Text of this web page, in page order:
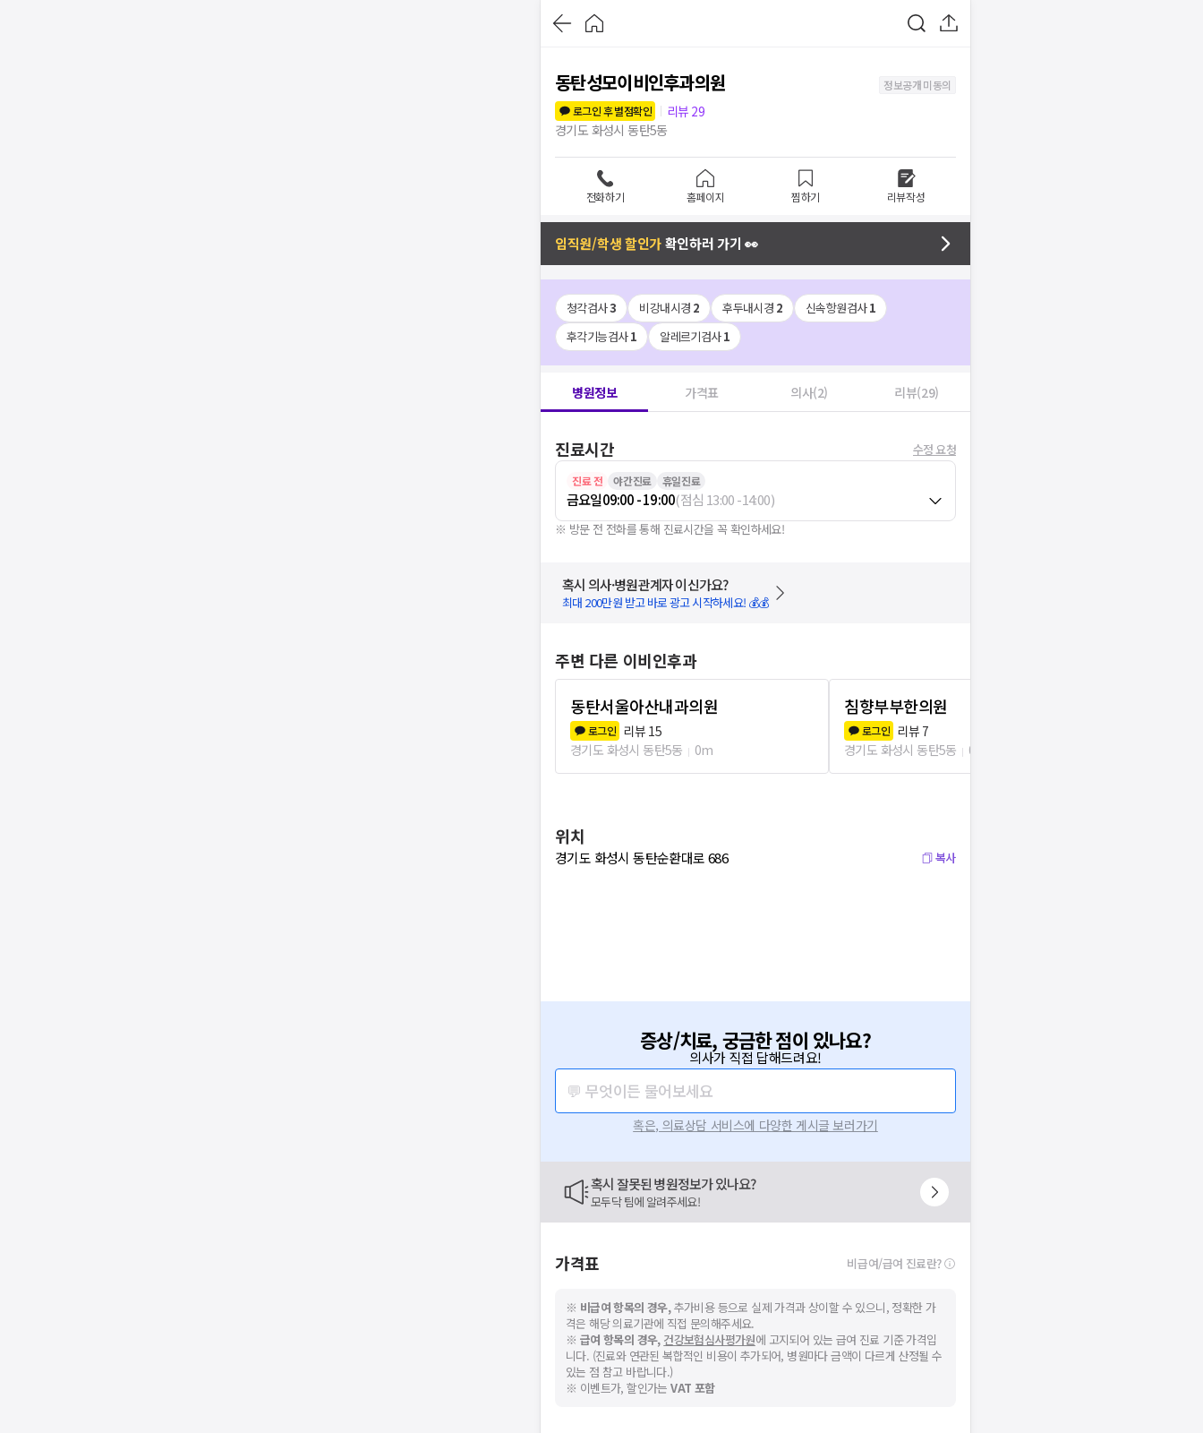
동탄성모이비인후과의원
정보공개 미동의
로그인 후 별점확인
리뷰 29
경기도 화성시 동탄5동
전화하기 홈페이지 찜하기 리뷰작성
임직원/학생 할인가확인하러 가기 👀
청각검사3 비강내시경 2 후두내시경 2 신속항원검사1
후각기능검사1 알레르기검사1
병원정보 가격표 의사(2) 리뷰(29)
진료시간 수정 요청
진료 전 야간진료 휴일진료
금요일09:00 - 19:00(점심 13:00-14:00)
※ 방문 전 전화를 통해 진료시간을 꼭 확인하세요!
혹시 의사·병원관계자 이신가요?
최대 200만원 받고 바로 광고 시작하세요! 💰💰
주변 다른 이비인후과
동탄서울아산내과의원
로그인 리뷰 15
경기도 화성시 동탄5동
0m
침향부부한의원
로그인 리뷰 7
경기도 화성시 동탄5동
0m
위치
경기도 화성시 동탄순환대로 686 복사
증상/치료, 궁금한 점이 있나요?
의사가 직접 답해드려요!
💬 무엇이든 물어보세요
혹은, 의료상담 서비스에 다양한 게시글 보러가기
혹시 잘못된 병원정보가 있나요?
모두닥 팀에 알려주세요!
가격표 비급여/급여 진료란?
※ 비급여 항목의 경우,추가비용 등으로 실제 가격과 상이할 수 있으니, 정확한 가
격은 해당 의료기관에 직접 문의해주세요.
※ 급여 항목의 경우, 건강보험심사평가원에 고지되어 있는 급여 진료 기준 가격입
니다. (진료와 연관된 복합적인 비용이 추가되어, 병원마다 금액이 다르게 산정될 수
있는 점 참고 바랍니다.)
※ 이벤트가, 할인가는VAT 포함